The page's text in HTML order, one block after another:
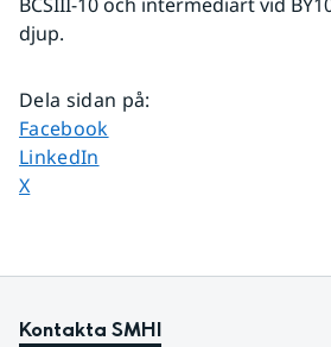
djup.
Dela sidan på:
Dela sidan på
Facebook
Dela sidan på
LinkedIn
Dela sidan på
X
Kontakta SMHI